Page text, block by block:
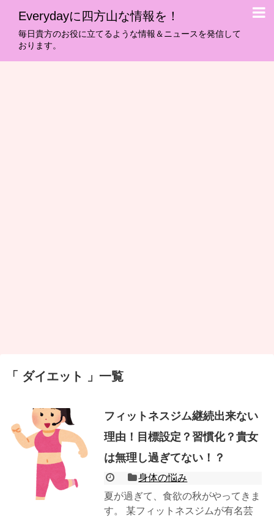
Everydayに四方山な情報を！
毎日貴方のお役に立てるような情報＆ニュースを発信して
おります。
ダイエット 一覧
フィットネスジム継続出来ない
理由！目標設定？習慣化？貴女
は無理し過ぎてない！？
身体の悩み
夏が過ぎて、食欲の秋がやってきま
す。 某フィットネスジムが有名芸